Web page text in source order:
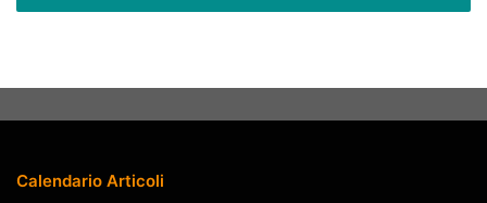
Calendario Articoli